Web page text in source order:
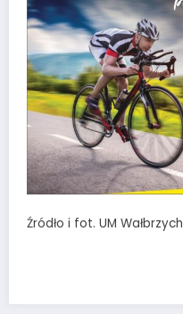
Źródło i fot. UM Wałbrzych